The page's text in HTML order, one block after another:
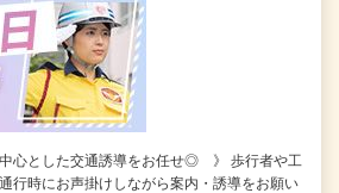
心とした交通誘導をお任せ◎ 》 歩行者や工
行時にお声掛けしながら案内・誘導をお願い